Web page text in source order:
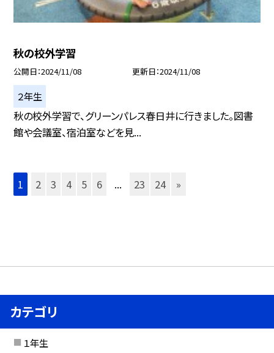
秋の校外学習
公開日 2024/11/08 更新日 2024/11/08
２年生
秋の校外学習で、グリーンパレス春日井に行きました。図書
館や会議室、宿泊室などを見...
1 2 3 4 5 6 ... 23 24 »
カテゴリ
１年生